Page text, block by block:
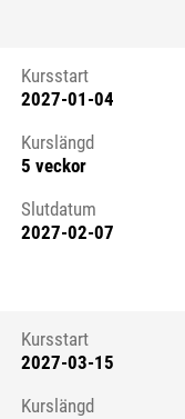
Kursstart 6323971
Kursstart
2027-01-04
Kurslängd
5 veckor
Slutdatum
2027-02-07
Kursstart 6324099
Kursstart
2027-03-15
Kurslängd